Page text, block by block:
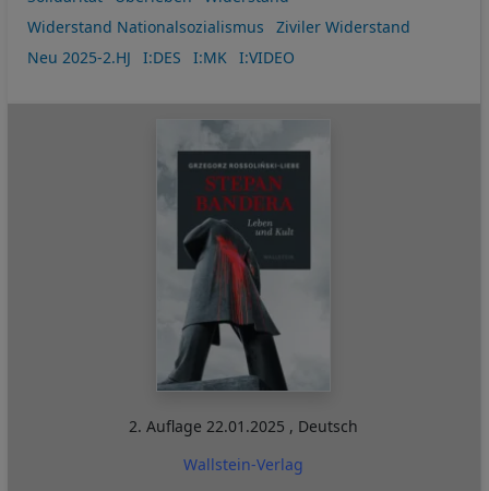
Widerstand Nationalsozialismus
Ziviler Widerstand
Neu 2025-2.HJ
I:DES I:MK I:VIDEO
2. Auflage 22.01.2025 , Deutsch
Wallstein-Verlag